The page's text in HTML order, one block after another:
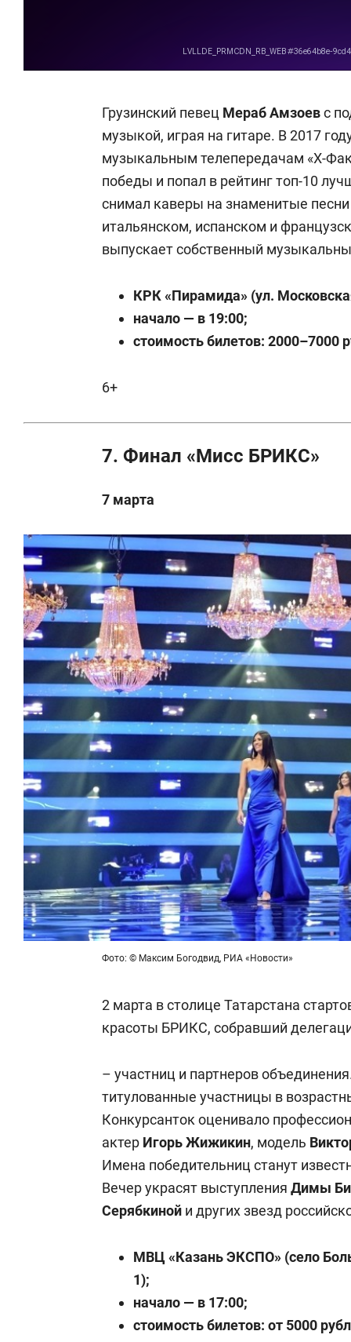
Грузинский певец Мераб Амзоевс
музыкой, играя на гитаре. В 2017
музыкальным телепередачам «Х-
победы и попал в рейтинг топ-10
снимал каверы на знаменитые
итальянском, испанском и
выпускает собственный
КРК «Пирамида» (ул.
начало — в 19:00;
стоимость билетов: 2000–7000
6+
7. Финал «Мисс БРИКС»
7 марта
Фото: © Максим Богодвид, РИА «Новости»
2 марта в столице Татарстана
красоты БРИКС, собравший
– участниц и партнеров
титулованные участницы в
Конкурсанток оценивало
актер Игорь Жижикин, модель
Имена победительниц станут
Вечер украсят выступления Димы
Серябкиной и других звезд
МВЦ «Казань ЭКСПО» (село
1);
начало — в 17:00;
стоимость билетов: от 5000